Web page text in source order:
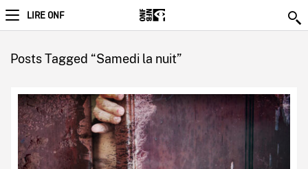
LIRE ONF
Posts Tagged “Samedi la nuit”